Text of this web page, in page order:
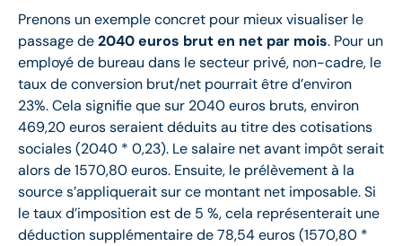
Prenons un exemple concret pour mieux visualiser le
passage de2040 euros brut en net par mois. Pour un
employé de bureau dans le secteur privé, non-cadre, le
taux de conversion brut/net pourrait être d’environ
23%. Cela signifie que sur 2040 euros bruts, environ
469,20 euros seraient déduits au titre des cotisations
sociales (2040 * 0,23). Le salaire net avant impôt serait
alors de 1570,80 euros. Ensuite, le prélèvement à la
source s’appliquerait sur ce montant net imposable. Si
le taux d’imposition est de 5 %, cela représenterait une
déduction supplémentaire de 78,54 euros (1570,80 *